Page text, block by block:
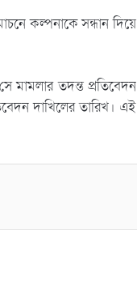
কল্পনাকে সন্ধান দিয়ে
মামলার তদন্ত প্রতিবেদন
দাখিলের তারিখ। এই